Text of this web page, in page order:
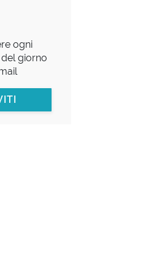
ogni
giorno